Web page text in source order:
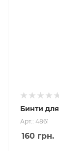
Бинти для
Арт.: 4861
160 грн.